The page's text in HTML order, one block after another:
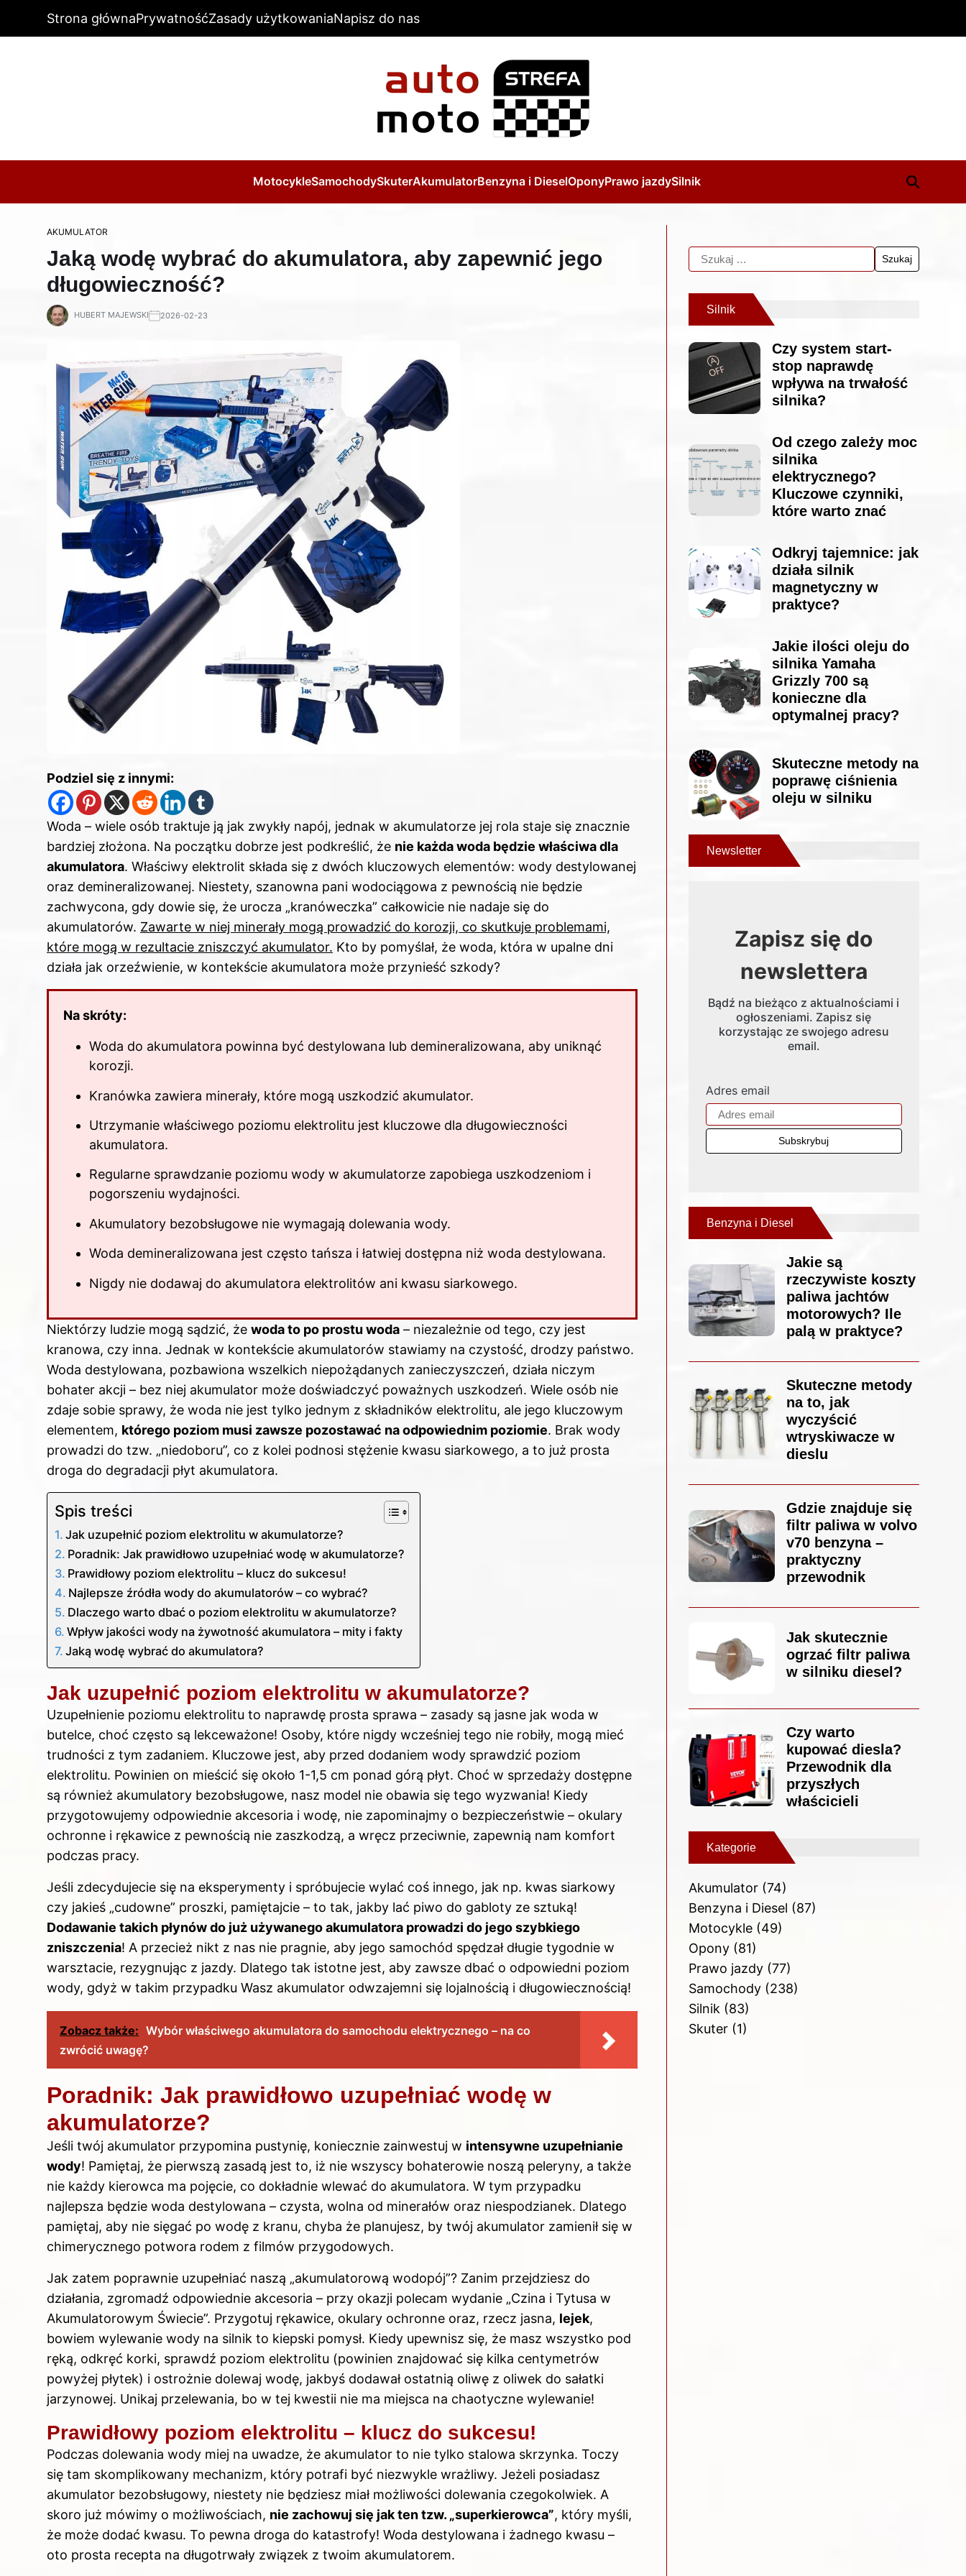
Strona głównaPrywatnośćZasady użytkowaniaNapisz do nas
MotocykleSamochodySkuterAkumulatorBenzyna i DieselOponyPrawo jazdySilnik
AKUMULATOR
Jaką wodę wybrać do akumulatora, aby zapewnić jego
długowieczność?
HUBERT MAJEWSKI 2026-02-23
Podziel się z innymi:
Woda – wiele osób traktuje ją jak zwykły napój, jednak w akumulatorze jej rola staje się znacznie
bardziej złożona. Na początku dobrze jest podkreślić, że nie każda woda będzie właściwa dla
akumulatora. Właściwy elektrolit składa się z dwóch kluczowych elementów: wody destylowanej
oraz demineralizowanej. Niestety, szanowna pani wodociągowa z pewnością nie będzie
zachwycona, gdy dowie się, że urocza „kranóweczka” całkowicie nie nadaje się do
akumulatorów. Zawarte w niej minerały mogą prowadzić do korozji, co skutkuje problemami,
które mogą w rezultacie zniszczyć akumulator. Kto by pomyślał, że woda, która w upalne dni
działa jak orzeźwienie, w kontekście akumulatora może przynieść szkody?
Na skróty:
Woda do akumulatora powinna być destylowana lub demineralizowana, aby uniknąć
korozji.
Kranówka zawiera minerały, które mogą uszkodzić akumulator.
Utrzymanie właściwego poziomu elektrolitu jest kluczowe dla długowieczności
akumulatora.
Regularne sprawdzanie poziomu wody w akumulatorze zapobiega uszkodzeniom i
pogorszeniu wydajności.
Akumulatory bezobsługowe nie wymagają dolewania wody.
Woda demineralizowana jest często tańsza i łatwiej dostępna niż woda destylowana.
Nigdy nie dodawaj do akumulatora elektrolitów ani kwasu siarkowego.
Niektórzy ludzie mogą sądzić, że woda to po prostu woda – niezależnie od tego, czy jest
kranowa, czy inna. Jednak w kontekście akumulatorów stawiamy na czystość, drodzy państwo.
Woda destylowana, pozbawiona wszelkich niepożądanych zanieczyszczeń, działa niczym
bohater akcji – bez niej akumulator może doświadczyć poważnych uszkodzeń. Wiele osób nie
zdaje sobie sprawy, że woda nie jest tylko jednym z składników elektrolitu, ale jego kluczowym
elementem, którego poziom musi zawsze pozostawać na odpowiednim poziomie. Brak wody
prowadzi do tzw. „niedoboru”, co z kolei podnosi stężenie kwasu siarkowego, a to już prosta
droga do degradacji płyt akumulatora.
Spis treści
Jak uzupełnić poziom elektrolitu w akumulatorze?
Poradnik: Jak prawidłowo uzupełniać wodę w akumulatorze?
Prawidłowy poziom elektrolitu – klucz do sukcesu!
Najlepsze źródła wody do akumulatorów – co wybrać?
Dlaczego warto dbać o poziom elektrolitu w akumulatorze?
Wpływ jakości wody na żywotność akumulatora – mity i fakty
Jaką wodę wybrać do akumulatora?
Jak uzupełnić poziom elektrolitu w akumulatorze?
Uzupełnienie poziomu elektrolitu to naprawdę prosta sprawa – zasady są jasne jak woda w
butelce, choć często są lekceważone! Osoby, które nigdy wcześniej tego nie robiły, mogą mieć
trudności z tym zadaniem. Kluczowe jest, aby przed dodaniem wody sprawdzić poziom
elektrolitu. Powinien on mieścić się około 1-1,5 cm ponad górą płyt. Choć w sprzedaży dostępne
są również akumulatory bezobsługowe, nasz model nie obawia się tego wyzwania! Kiedy
przygotowujemy odpowiednie akcesoria i wodę, nie zapominajmy o bezpieczeństwie – okulary
ochronne i rękawice z pewnością nie zaszkodzą, a wręcz przeciwnie, zapewnią nam komfort
podczas pracy.
Jeśli zdecydujecie się na eksperymenty i spróbujecie wylać coś innego, jak np. kwas siarkowy
czy jakieś „cudowne” proszki, pamiętajcie – to tak, jakby lać piwo do gabloty ze sztuką!
Dodawanie takich płynów do już używanego akumulatora prowadzi do jego szybkiego
zniszczenia! A przecież nikt z nas nie pragnie, aby jego samochód spędzał długie tygodnie w
warsztacie, rezygnując z jazdy. Dlatego tak istotne jest, aby zawsze dbać o odpowiedni poziom
wody, gdyż w takim przypadku Wasz akumulator odwzajemni się lojalnością i długowiecznością!
Zobacz także: Wybór właściwego akumulatora do samochodu elektrycznego – na co
zwrócić uwagę?
Poradnik: Jak prawidłowo uzupełniać wodę w
akumulatorze?
Jeśli twój akumulator przypomina pustynię, koniecznie zainwestuj w intensywne uzupełnianie
wody! Pamiętaj, że pierwszą zasadą jest to, iż nie wszyscy bohaterowie noszą peleryny, a także
nie każdy kierowca ma pojęcie, co dokładnie wlewać do akumulatora. W tym przypadku
najlepsza będzie woda destylowana – czysta, wolna od minerałów oraz niespodzianek. Dlatego
pamiętaj, aby nie sięgać po wodę z kranu, chyba że planujesz, by twój akumulator zamienił się w
chimerycznego potwora rodem z filmów przygodowych.
Jak zatem poprawnie uzupełniać naszą „akumulatorową wodopój”? Zanim przejdziesz do
działania, zgromadź odpowiednie akcesoria – przy okazji polecam wydanie „Czina i Tytusa w
Akumulatorowym Świecie”. Przygotuj rękawice, okulary ochronne oraz, rzecz jasna, lejek,
bowiem wylewanie wody na silnik to kiepski pomysł. Kiedy upewnisz się, że masz wszystko pod
ręką, odkręć korki, sprawdź poziom elektrolitu (powinien znajdować się kilka centymetrów
powyżej płytek) i ostrożnie dolewaj wodę, jakbyś dodawał ostatnią oliwę z oliwek do sałatki
jarzynowej. Unikaj przelewania, bo w tej kwestii nie ma miejsca na chaotyczne wylewanie!
Prawidłowy poziom elektrolitu – klucz do sukcesu!
Podczas dolewania wody miej na uwadze, że akumulator to nie tylko stalowa skrzynka. Toczy
się tam skomplikowany mechanizm, który potrafi być niezwykle wrażliwy. Jeżeli posiadasz
akumulator bezobsługowy, niestety nie będziesz miał możliwości dolewania czegokolwiek. A
skoro już mówimy o możliwościach, nie zachowuj się jak ten tzw. „superkierowca”, który myśli,
że może dodać kwasu. To pewna droga do katastrofy! Woda destylowana i żadnego kwasu –
oto prosta recepta na długotrwały związek z twoim akumulatorem.
Silnik
Czy system start-
stop naprawdę
wpływa na trwałość
silnika?
Od czego zależy moc
silnika
elektrycznego?
Kluczowe czynniki,
które warto znać
Odkryj tajemnice: jak
działa silnik
magnetyczny w
praktyce?
Jakie ilości oleju do
silnika Yamaha
Grizzly 700 są
konieczne dla
optymalnej pracy?
Skuteczne metody na
poprawę ciśnienia
oleju w silniku
Newsletter
Zapisz się do
newslettera
Bądź na bieżąco z aktualnościami i
ogłoszeniami. Zapisz się
korzystając ze swojego adresu
email.
Adres email
Benzyna i Diesel
Jakie są
rzeczywiste koszty
paliwa jachtów
motorowych? Ile
palą w praktyce?
Skuteczne metody
na to, jak
wyczyścić
wtryskiwacze w
dieslu
Gdzie znajduje się
filtr paliwa w volvo
v70 benzyna –
praktyczny
przewodnik
Jak skutecznie
ogrzać filtr paliwa
w silniku diesel?
Czy warto
kupować diesla?
Przewodnik dla
przyszłych
właścicieli
Kategorie
Akumulator(74)
Benzyna i Diesel (87)
Motocykle(49)
Opony(81)
Prawo jazdy(77)
Samochody(238)
Silnik(83)
Skuter(1)